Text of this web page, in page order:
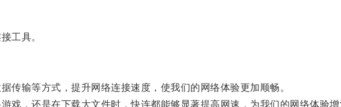
工具。
输等方式，提升网络连接速度，使我们的网络体验更加顺畅。
，还是在下载大文件时，快连都能够显著提高网速，为我们的网络体验